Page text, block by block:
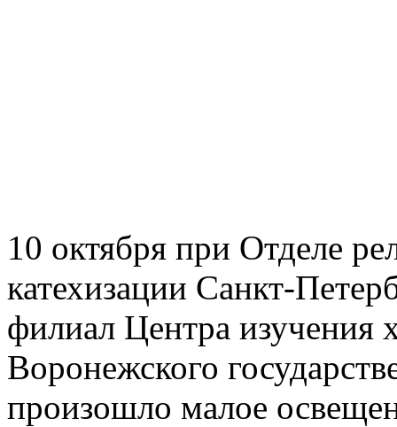
10 октября при Отделе
катехизации Санкт-
филиал Центра изучения
Воронежского
произошло малое